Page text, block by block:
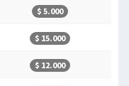
$ 5.000
$ 15.000
$ 12.000